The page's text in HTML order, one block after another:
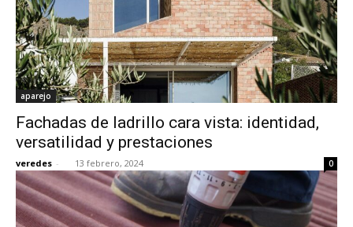
aparejo
Fachadas de ladrillo cara vista: identidad,
versatilidad y prestaciones
veredes - 13 febrero, 2024 0